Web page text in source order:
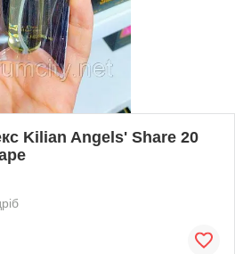
Kilian Angels' Share 20